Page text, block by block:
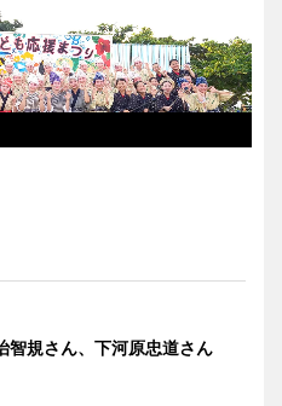
智規さん、下河原忠道さん